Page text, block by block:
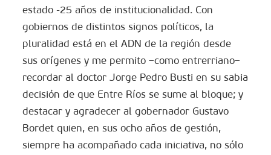
estado -25 años de institucionalidad. Con
gobiernos de distintos signos políticos, la
pluralidad está en el ADN de la región desde
sus orígenes y me permito –como entrerriano–
recordar al doctor Jorge Pedro Busti en su sabia
decisión de que Entre Ríos se sume al bloque; y
destacar y agradecer al gobernador Gustavo
Bordet quien, en sus ocho años de gestión,
siempre ha acompañado cada iniciativa, no sólo